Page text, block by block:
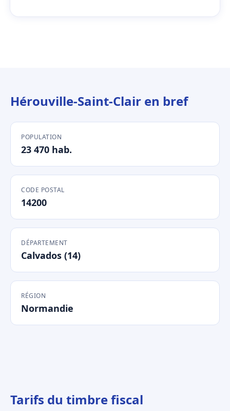
Hérouville-Saint-Clair en bref
POPULATION
23 470 hab.
CODE POSTAL
14200
DÉPARTEMENT
Calvados (14)
RÉGION
Normandie
Tarifs du timbre fiscal